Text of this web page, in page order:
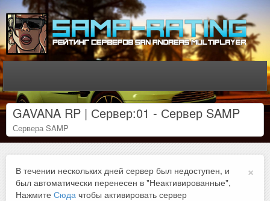
GAVANA RP | Сервер:01 - Сервер SAMP
Сервера SAMP
×
В течении нескольких дней сервер был недоступен, и
был автоматически перенесен в "Неактивированные",
Нажмите Сюда чтобы активировать сервер